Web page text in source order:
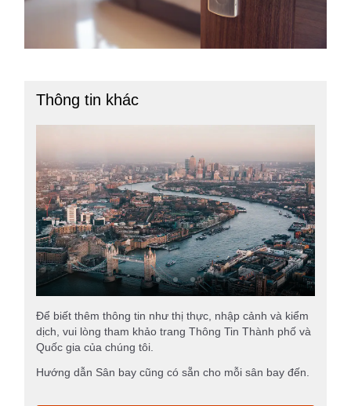
Thông tin khác
Để biết thêm thông tin như thị thực, nhập cảnh và kiểm
dịch, vui lòng tham khảo trang Thông Tin Thành phố và
Quốc gia của chúng tôi.
Hướng dẫn Sân bay cũng có sẵn cho mỗi sân bay đến.